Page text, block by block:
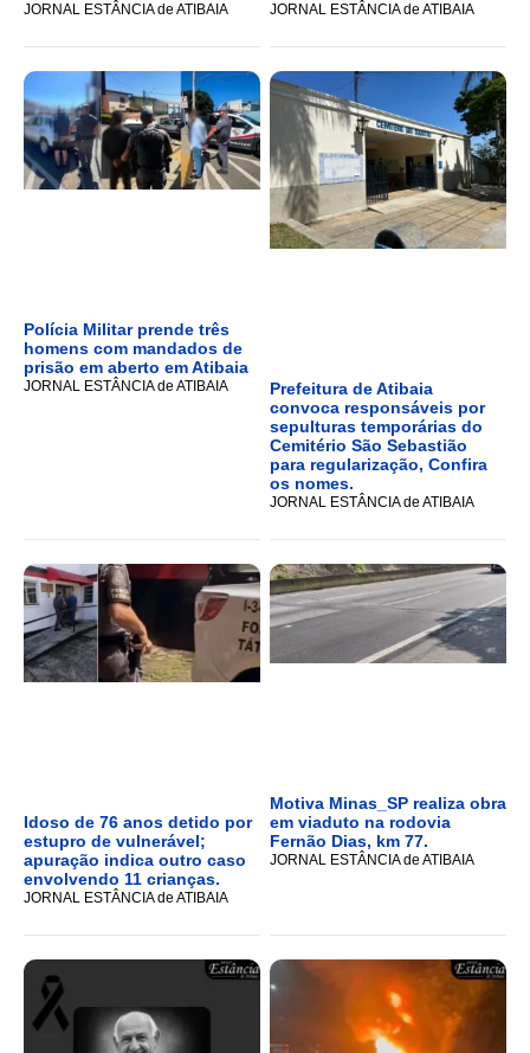
JORNAL ESTÂNCIA de ATIBAIA JORNAL ESTÂNCIA de ATIBAIA
Polícia Militar prende três
homens com mandados de
prisão em aberto em Atibaia
JORNAL ESTÂNCIA de ATIBAIA
Prefeitura de Atibaia
convoca responsáveis por
sepulturas temporárias do
Cemitério São Sebastião
para regularização, Confira
os nomes.
JORNAL ESTÂNCIA de ATIBAIA
Idoso de 76 anos detido por
estupro de vulnerável;
apuração indica outro caso
envolvendo 11 crianças.
JORNAL ESTÂNCIA de ATIBAIA
Motiva Minas_SP realiza obra
em viaduto na rodovia
Fernão Dias, km 77.
JORNAL ESTÂNCIA de ATIBAIA